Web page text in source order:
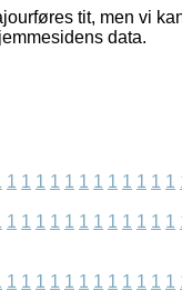
tit, men vi
data.
1 1 1 1 1 1 1 1 1 1 1 1
1 1 1 1 1 1 1 1 1 1 1 1
1 1 1 1 1 1 1 1 1 1 1 1